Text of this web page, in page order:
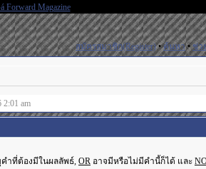
สมัครสมาชิก(Register)•ค้นหา•ช่ว
am
คำที่ต้องมีในผลลัพธ์, OR อาจมีหรือไม่มีคำนี้ก็ได้ และ